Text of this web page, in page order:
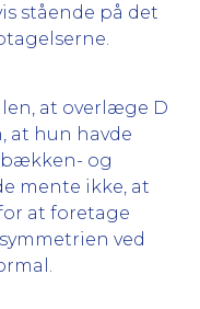
stående på det
at overlæge D
at hun havde
og
mente ikke, at
at foretage
ved